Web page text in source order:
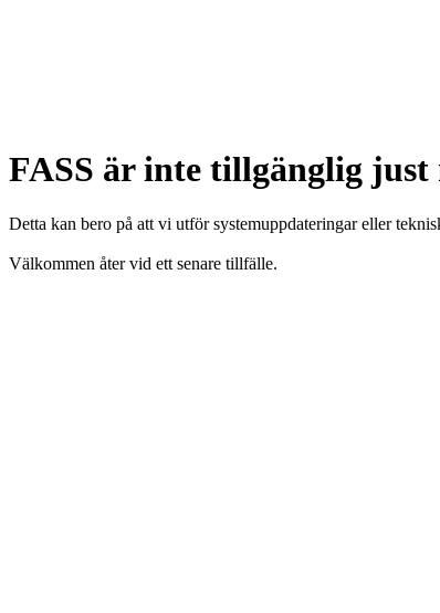
FASS är inte tillgänglig just
Detta kan bero på att vi utför systemuppdateringar eller
Välkommen åter vid ett senare tillfälle.